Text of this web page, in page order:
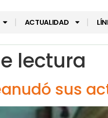
ACTUALIDAD
lectura
sus